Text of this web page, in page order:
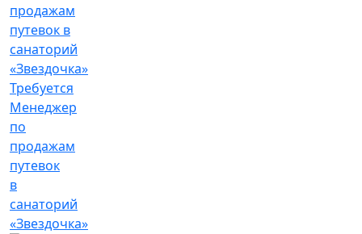
Требуется
Менеджер
по
продажам
путевок
в
санаторий
«Звездочка»